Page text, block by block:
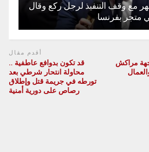
8 أشهر مع وقف التنفيذ لرجل ركع وقال
متجر بفرنسا
مراكش
أقدم مقال
قد تكون بدوافع عاطفية ..
محاولة انتحار شرطي بعد
تورطه في جريمة قتل وإطلاق
رصاص على دورية أمنية